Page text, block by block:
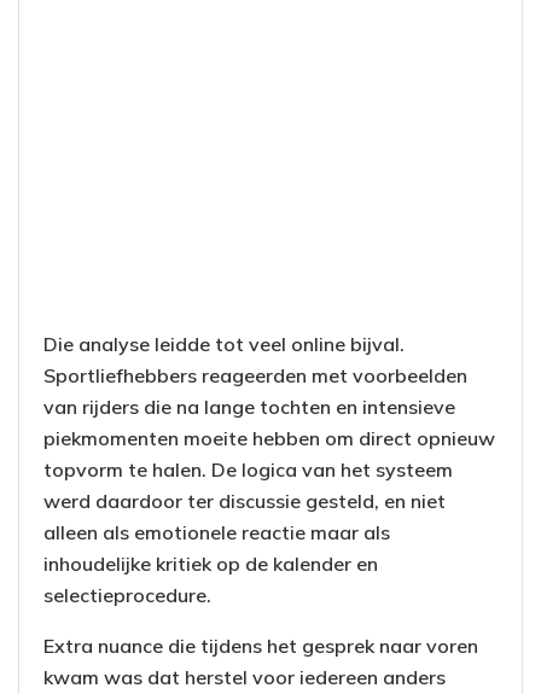
Die analyse leidde tot veel online bijval.
Sportliefhebbers reageerden met voorbeelden
van rijders die na lange tochten en intensieve
piekmomenten moeite hebben om direct opnieuw
topvorm te halen. De logica van het systeem
werd daardoor ter discussie gesteld, en niet
alleen als emotionele reactie maar als
inhoudelijke kritiek op de kalender en
selectieprocedure.
Extra nuance die tijdens het gesprek naar voren
kwam was dat herstel voor iedereen anders